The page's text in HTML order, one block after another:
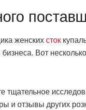
женскихсток
Вот
тщательное
и отзывы других